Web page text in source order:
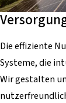
Die effiziente
Systeme, die
Wir gestalten